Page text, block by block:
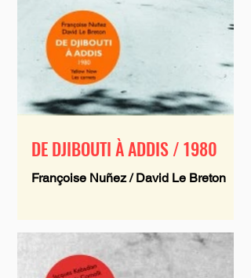
DE DJIBOUTI À ADDIS / 1980
Françoise Nuñez / David Le Breton